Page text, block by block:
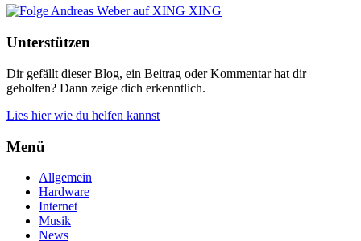
XING
Unterstützen
Dir gefällt dieser Blog, ein Beitrag oder Kommentar hat dir
geholfen? Dann zeige dich erkenntlich.
Lies hier wie du helfen kannst
Menü
Allgemein
Hardware
Internet
Musik
News